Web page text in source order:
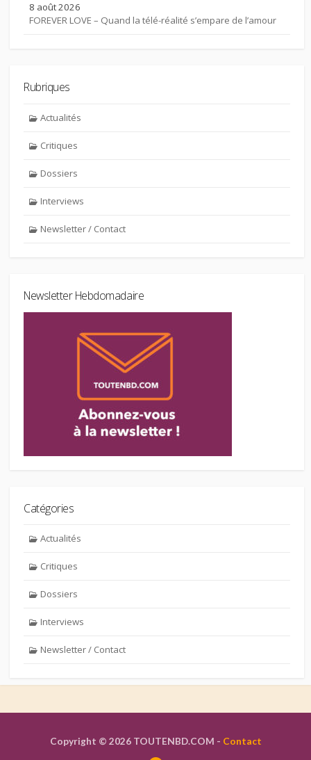
8 août 2026
FOREVER LOVE – Quand la télé-réalité s’empare de l’amour
Rubriques
Actualités
Critiques
Dossiers
Interviews
Newsletter / Contact
Newsletter Hebdomadaire
Catégories
Actualités
Critiques
Dossiers
Interviews
Newsletter / Contact
Copyright © 2026 TOUTENBD.COM - Contact